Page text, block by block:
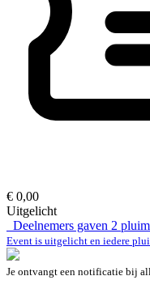
€ 0,00
Uitgelicht
Deelnemers gaven 2
Event is uitgelicht en iedere
Je ontvangt een notificatie bij